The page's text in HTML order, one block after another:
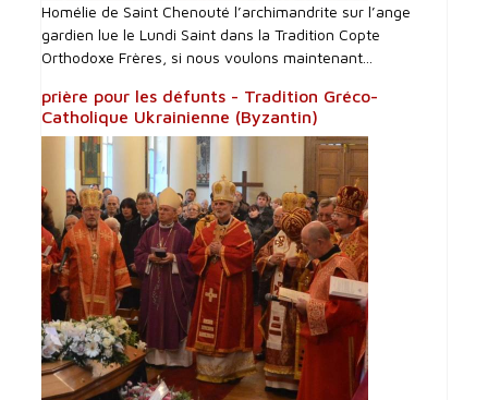
Homélie de Saint Chenouté l’archimandrite sur l’ange
gardien lue le Lundi Saint dans la Tradition Copte
Orthodoxe Frères, si nous voulons maintenant...
prière pour les défunts - Tradition Gréco-
Catholique Ukrainienne (Byzantin)